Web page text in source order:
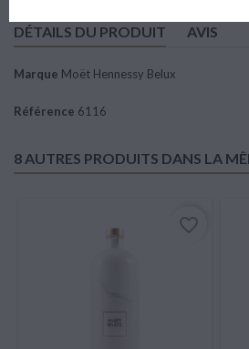
DÉTAILS DU PRODUIT AVIS
Marque Moët Hennessy Belux
Référence 6116
8 AUTRES PRODUITS DANS LA
favorite_border